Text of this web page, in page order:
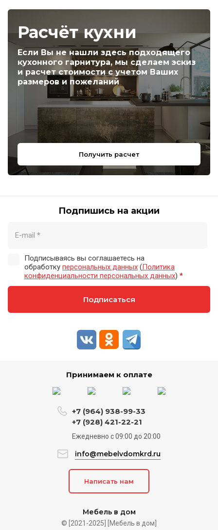
Расчёт кухни
Если Вы не нашли здесь подходящего
кухонного гарнитура, мы сделаем эскиз
и расчет стоимости с учетом Ваших
размеров и пожеланий
Получить расчет
Подпишись на акции
Подписываясь вы соглашаетесь на
обработку персональных данных (Политика
конфиденциальности персональных данных) *
Подписаться
Принимаем к оплате
Мебель в дом
© [2021-2025] [Мебель в дом]
+7 (964) 938-99-33
+7 (928) 421-22-21
Ежедневно c 09:00 до 20:00
info@mebelvdomkrd.ru
Написать нам